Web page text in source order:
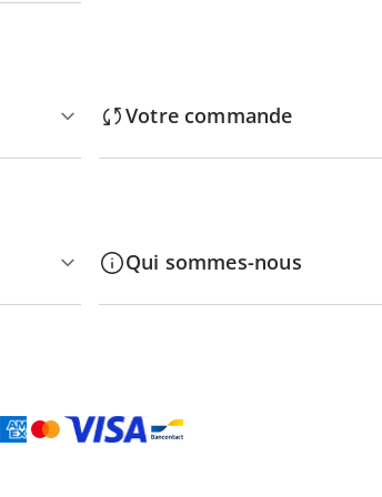
Votre commande
Qui sommes-nous